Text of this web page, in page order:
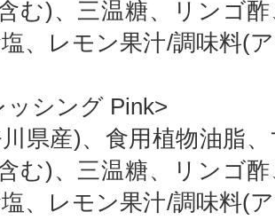
む)、三温糖、リンゴ
、レモン果汁/調味料(
ッシング Pink>
県産)、食用植物油脂
む)、三温糖、リンゴ
、レモン果汁/調味料(